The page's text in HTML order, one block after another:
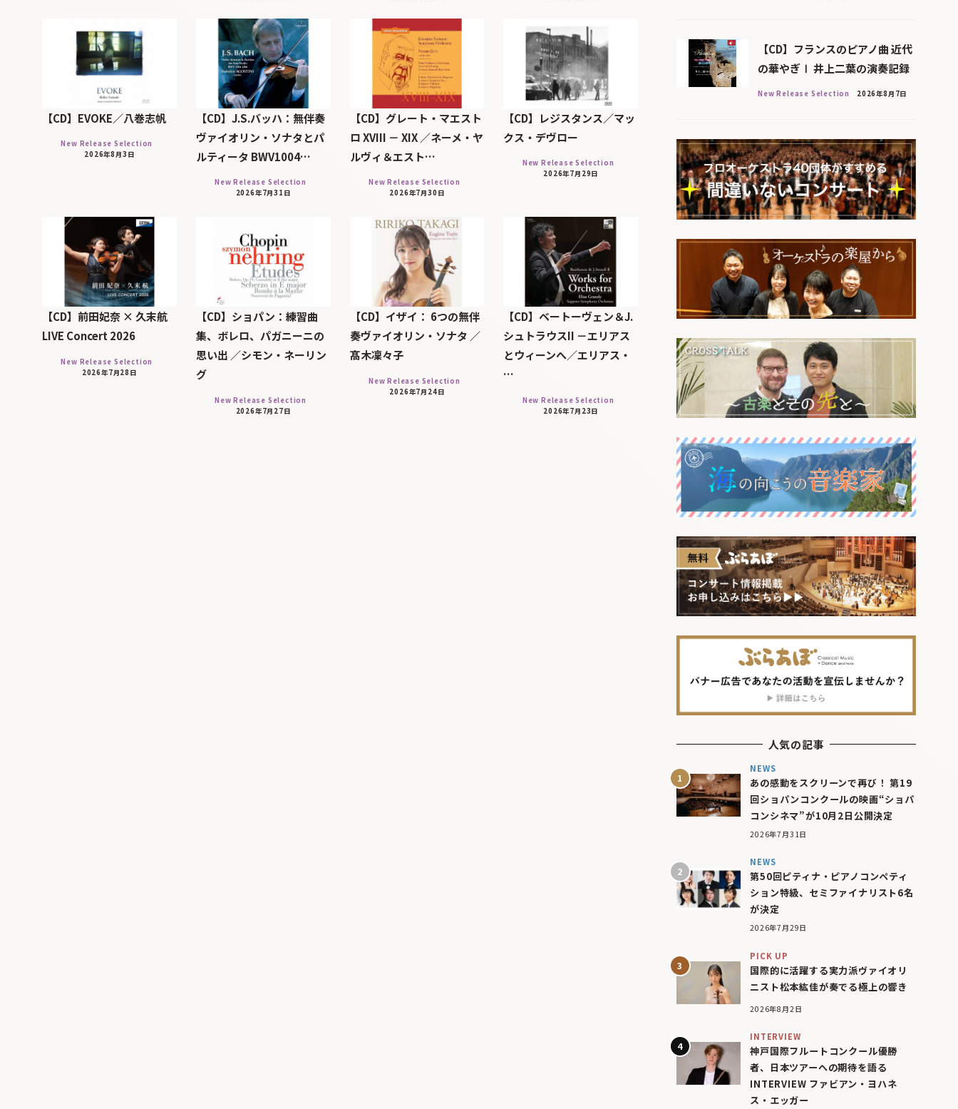
【CD】EVOKE／八巻志帆
New Release Selection
2026年8月3日
【CD】J.S.バッハ：無伴奏
ヴァイオリン・ソナタとパ
ルティータ BWV1004…
New Release Selection
2026年7月31日
【CD】グレート・マエスト
ロ XVIII － XIX ／ネーメ・ヤ
ルヴィ＆エスト…
New Release Selection
2026年7月30日
【CD】レジスタンス／マッ
クス・デヴロー
New Release Selection
2026年7月29日
【CD】前田妃奈 × 久末航
LIVE Concert 2026
New Release Selection
2026年7月28日
【CD】ショパン：練習曲
集、ボレロ、パガニーニの
思い出 ／シモン・ネーリン
グ
New Release Selection
2026年7月27日
【CD】イザイ： 6つの無伴
奏ヴァイオリン・ソナタ ／
髙木凜々子
New Release Selection
2026年7月24日
【CD】ベートーヴェン＆J.
シュトラウスII －エリアス
とウィーンへ／エリアス・
…
New Release Selection
2026年7月23日
【CD】フランスのピアノ曲 近代
の華やぎⅠ 井上二葉の演奏記録
New Release Selection 2026年8月7日
人気の記事
NEWS
あの感動をスクリーンで再び！ 第19
回ショパンコンクールの映画“ショパ
コンシネマ”が10月2日公開決定
2026年7月31日
NEWS
第50回ピティナ・ピアノコンペティ
ション特級、セミファイナリスト6名
が決定
2026年7月29日
PICK UP
国際的に活躍する実力派ヴァイオリ
ニスト松本紘佳が奏でる極上の響き
2026年8月2日
INTERVIEW
神戸国際フルートコンクール優勝
者、日本ツアーへの期待を語る
INTERVIEW ファビアン・ヨハネ
ス・エッガー